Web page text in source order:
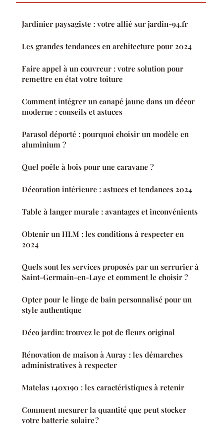
Jardinier paysagiste : votre allié sur jardin-94.fr
Les grandes tendances en architecture pour 2024
Faire appel à un couvreur : votre solution pour
remettre en état votre toiture
Comment intégrer un canapé jaune dans un décor
moderne : conseils et astuces
Parasol déporté : pourquoi choisir un modèle en
aluminium ?
Quel poêle à bois pour une caravane ?
Décoration intérieure : astuces et tendances 2024
Table à langer murale : avantages et inconvénients
Obtenir un HLM : les conditions à respecter en
2024
Quels sont les services proposés par un serrurier à
Saint-Germain-en-Laye et comment le choisir ?
Opter pour le linge de bain personnalisé pour un
style authentique
Déco jardin: trouvez le pot de fleurs original
Rénovation de maison à Auray : les démarches
administratives à respecter
Matelas 140x190 : les caractéristiques à retenir
Comment mesurer la quantité que peut stocker
votre batterie solaire ?